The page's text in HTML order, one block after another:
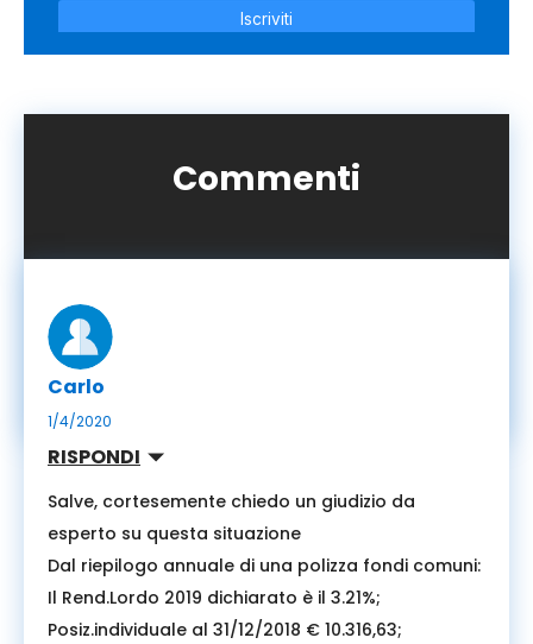
Commenti
Carlo
1/4/2020
RISPONDI
Salve, cortesemente chiedo un giudizio da
esperto su questa situazione
Dal riepilogo annuale di una polizza fondi comuni:
Il Rend.Lordo 2019 dichiarato è il 3.21%;
Posiz.individuale al 31/12/2018 € 10.316,63;